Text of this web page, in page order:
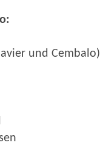
und Cembalo)